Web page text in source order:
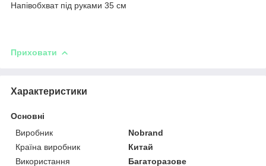
Напівобхват під руками 35 см
Приховати
Характеристики
Основні
Виробник
Nobrand
Країна виробник
Китай
Використання
Багаторазове